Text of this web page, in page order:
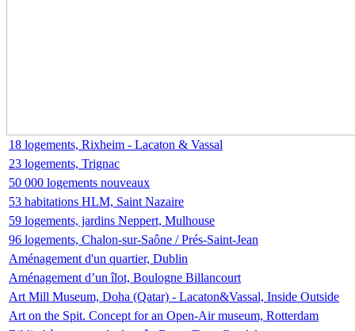
18 logements, Rixheim - Lacaton & Vassal
23 logements, Trignac
50 000 logements nouveaux
53 habitations HLM, Saint Nazaire
59 logements, jardins Neppert, Mulhouse
96 logements, Chalon-sur-Saône / Prés-Saint-Jean
Aménagement d'un quartier, Dublin
Aménagement d’un îlot, Boulogne Billancourt
Art Mill Museum, Doha (Qatar) - Lacaton&Vassal, Inside Outside
Art on the Spit. Concept for an Open-Air museum, Rotterdam